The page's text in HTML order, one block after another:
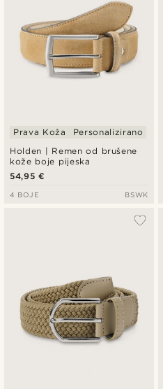
Holden | Remen od brušene
kože boje pijeska
Prava Koža Personalizirano
54,95 €
4 BOJE BSWK